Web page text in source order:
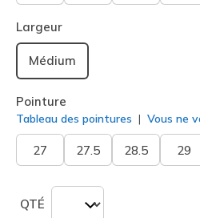
Largeur
Médium
Pointure
Tableau des pointures Vous ne
27 27.5 28.5 29
QTÉ